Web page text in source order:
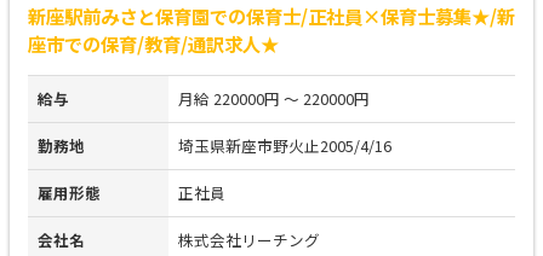
新座駅前みさと保育園での保育士/正社員×保育士募集★/新
座市での保育/教育/通訳求人★
給与 月給 220000円 ～ 220000円
勤務地 埼玉県新座市野火止2005/4/16
雇用形態 正社員
会社名 株式会社リーチング